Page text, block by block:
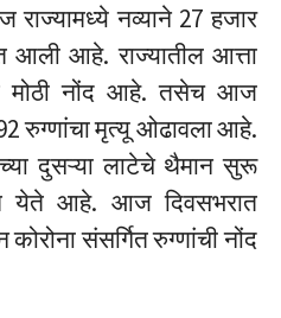
नव्याने 27 हजार
आली आहे. राज्यातील आत्ता
मोठी नोंद आहे. तसेच आज
रुग्णांचा मृत्यू ओढावला आहे.
दुसऱ्या लाटेचे थैमान सुरू
येते आहे. आज दिवसभरात
संसर्गित रुग्णांची नोंद